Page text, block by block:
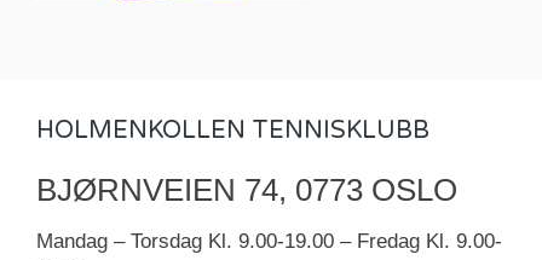
HOLMENKOLLEN TENNISKLUBB
BJØRNVEIEN 74, 0773 OSLO
Mandag – Torsdag Kl. 9.00-19.00 – Fredag Kl. 9.00-